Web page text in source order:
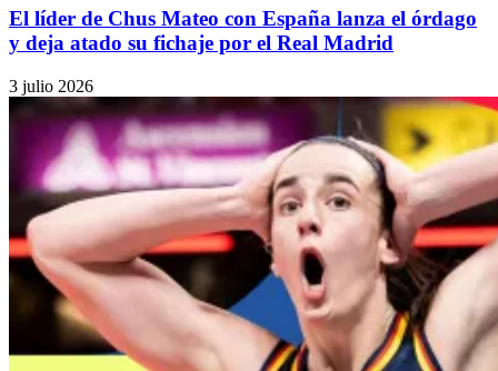
El líder de Chus Mateo con España lanza el órdago
y deja atado su fichaje por el Real Madrid
3 julio 2026